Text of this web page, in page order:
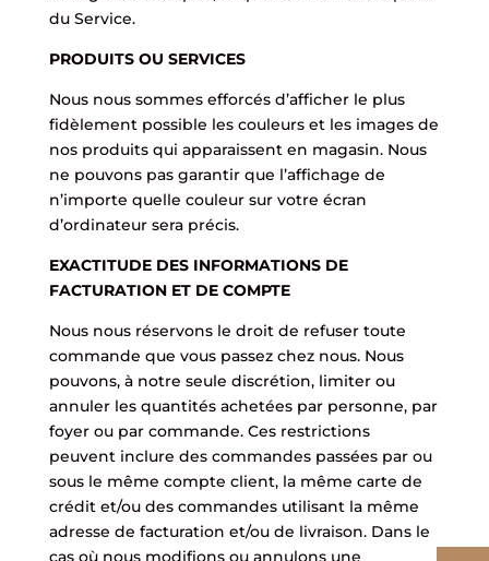
du Service.
PRODUITS OU SERVICES
Nous nous sommes efforcés d’afficher le plus
fidèlement possible les couleurs et les images de
nos produits qui apparaissent en magasin. Nous
ne pouvons pas garantir que l’affichage de
n’importe quelle couleur sur votre écran
d’ordinateur sera précis.
EXACTITUDE DES INFORMATIONS DE
FACTURATION ET DE COMPTE
Nous nous réservons le droit de refuser toute
commande que vous passez chez nous. Nous
pouvons, à notre seule discrétion, limiter ou
annuler les quantités achetées par personne, par
foyer ou par commande. Ces restrictions
peuvent inclure des commandes passées par ou
sous le même compte client, la même carte de
crédit et/ou des commandes utilisant la même
adresse de facturation et/ou de livraison. Dans le
cas où nous modifions ou annulons une